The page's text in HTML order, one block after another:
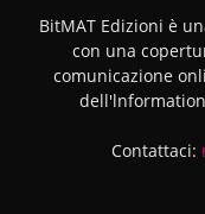
BitMAT Edizioni è
con una
comunicazione
Contattaci: